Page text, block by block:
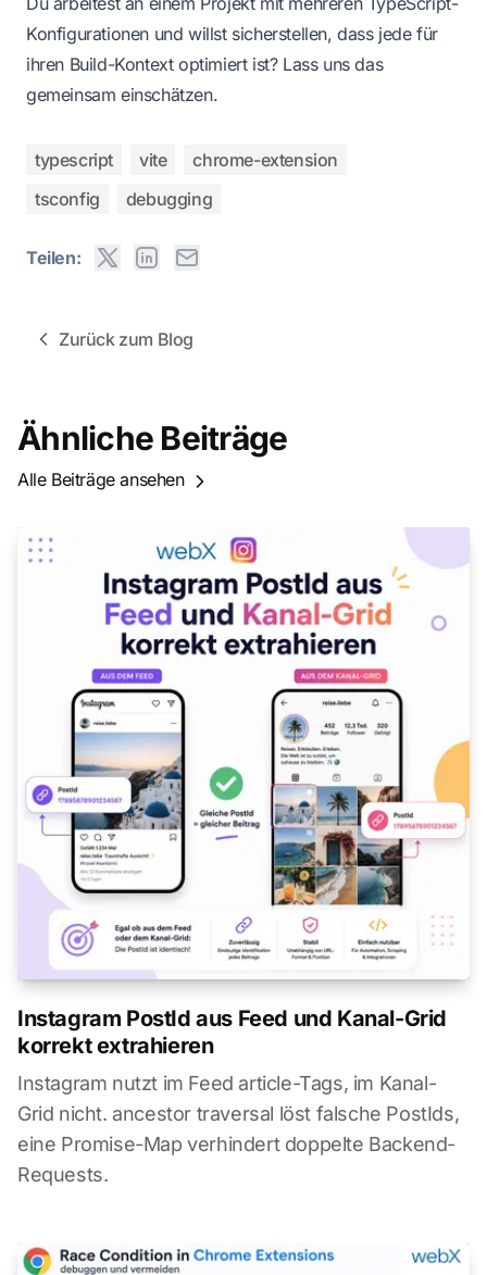
Konfigurationen und willst sicherstellen, dass jede für
ihren Build-Kontext optimiert ist? Lass uns das
gemeinsam einschätzen.
typescript vite
chrome-extension
tsconfig
debugging
Teilen:
Zurück zum Blog
Ähnliche Beiträge
Alle Beiträge ansehen
Instagram PostId aus Feed und Kanal-Grid
korrekt extrahieren
Instagram nutzt im Feed article-Tags, im Kanal-
Grid nicht. ancestor traversal löst falsche PostIds,
eine Promise-Map verhindert doppelte Backend-
Requests.